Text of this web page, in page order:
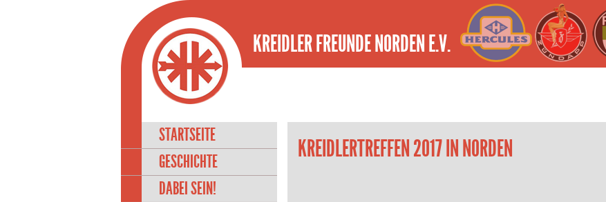
KREIDLER FREUNDE NORDEN E.V.
STARTSEITE
GESCHICHTE
DABEI SEIN!
KREIDLERTREFFEN 2017 IN NORDEN